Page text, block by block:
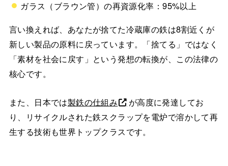
ガラス（ブラウン管）の再資源化率：95%以上
言い換えれば、あなたが捨てた冷蔵庫の鉄は8割近くが
新しい製品の原料に戻っています。「捨てる」ではなく
「素材を社会に戻す」という発想の転換が、この法律の
核心です。
また、日本では製鉄の仕組み
が高度に発達してお
り、リサイクルされた鉄スクラップを電炉で溶かして再
生する技術も世界トップクラスです。